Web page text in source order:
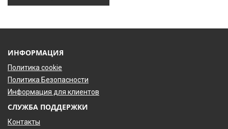
ИНФОРМАЦИЯ
Политика cookie
Политика Безопасности
Информация для клиентов
СЛУЖБА ПОДДЕРЖКИ
Контакты